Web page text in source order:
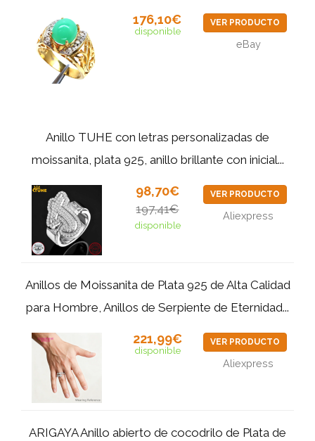
176,10€
disponible
VER PRODUCTO
eBay
Anillo TUHE con letras personalizadas de
moissanita, plata 925, anillo brillante con inicial...
98,70€
197,41€
disponible
VER PRODUCTO
Aliexpress
Anillos de Moissanita de Plata 925 de Alta Calidad
para Hombre, Anillos de Serpiente de Eternidad...
221,99€
disponible
VER PRODUCTO
Aliexpress
ARIGAYA Anillo abierto de cocodrilo de Plata de